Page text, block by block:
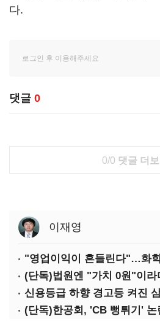
다.
댓글 0
0/0 댓글 더보
이재영
"영업이익이 흔들린다"…화
신용등급 하향 경고등 켜진